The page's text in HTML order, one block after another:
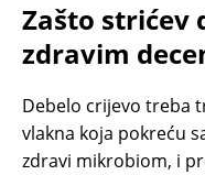
Zašto strićev
zdravim
Debelo crijevo treba
vlakna koja pokreću
zdravi mikrobiom, i